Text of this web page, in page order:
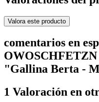
Valora este producto
comentarios en
OWOSCHFETZN
"Gallina Berta -
1 Valoración en